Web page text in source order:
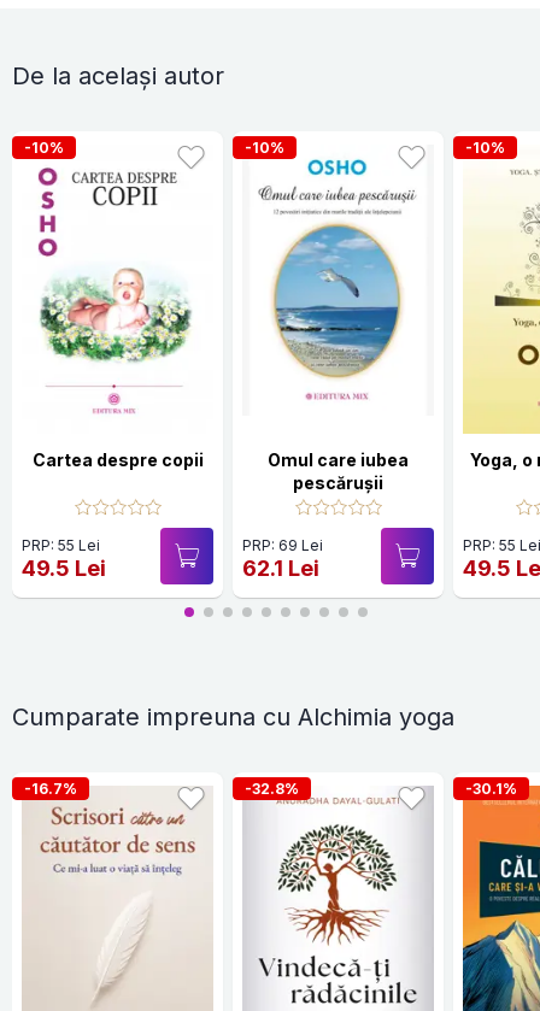
De la același autor
-10%
Cartea despre copii
PRP: 55 Lei
49.5 Lei
-10%
Omul care iubea
pescărușii
PRP: 69 Lei
62.1 Lei
-10%
Yoga, o
PRP: 55
49.5
Cumparate impreuna cu Alchimia yoga
-16.7% -32.8% -30.1%